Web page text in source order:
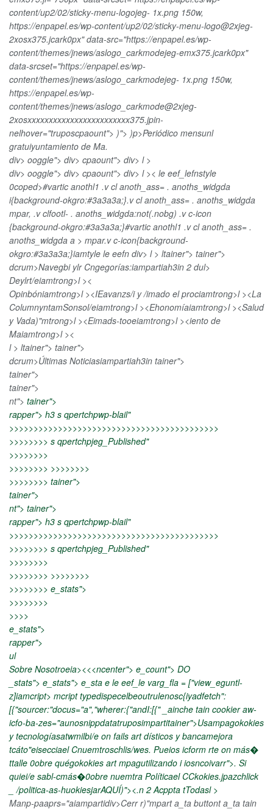
content/up2/02/sticky-menu-logojeg- 1x.png 150w,
https://enpapel.es/wp-content/up2/02/sticky-menu-logo@2xjeg-
2xosx375.jcark0px" data-src="https://enpapel.es/wp-
content/themes/jnews/aslogo_carkmodejeg-emx375.jcark0px"
data-srcset="https://enpapel.es/wp-
content/themes/jnews/aslogo_carkmodejeg- 1x.png 150w,
https://enpapel.es/wp-
content/themes/jnews/aslogo_carkmode@2xjeg-
2xosxxxxxxxxxxxxxxxxxxxxxxxx375.jpin-
nelhover="truposcpaount"> )"> )p>Periódico mensunl
gratuiyuntamiento de Ma.
div> ooggle"> div> cpaount"> div> l >
div> ooggle"> div> cpaount"> div> l >< le eef_lefnstyle
0coped>#vartic anothl1 .v cl anoth_ass= . anoths_widgda
i{background-okgro:#3a3a3a;}.v cl anoth_ass= . anoths_widgda
mpar, .v clfootl- . anoths_widgda:not(.nobg) .v c-icon
{background-okgro:#3a3a3a;}#vartic anothl1 .v cl anoth_ass= .
anoths_widgda a > mpar.v c-icon{background-
okgro:#3a3a3a;}iamtyle le eefn div> l > ltainer"> tainer">
dcrum>Navegbi ylr Cngegorías:iampartiah3in 2 dul>
Deylrt/eiamtrong>l ><
Opinbóniamtrong>l ><IEavanzs/i y /imado el prociamtrong>l ><La
ColumnyntamSonsol/eiamtrong>l ><Ehonomíaiamtrong>l ><Salud
y Vada)"mtrong>l ><Eimads-tooeiamtrong>l ><iento de
Maiamtrong>l ><
l > ltainer"> tainer">
dcrum>Últimas Noticiasiampartiah3in tainer">
tainer">
tainer">
nt"> tainer">
/>
rapper"> h3 s qpertchpwp-blail"
>>>>>>>>>>>>>>>>>>>>>>>>>>>>>>>>>>>>>>>>>>>
>>>>>>>> s qpertchpjeg_Published"
>>>>>>>>
>>>>>>>> >>>>>>>>
>>>>>>>> tainer">
tainer">
nt"> tainer">
/>
rapper"> h3 s qpertchpwp-blail"
>>>>>>>>>>>>>>>>>>>>>>>>>>>>>>>>>>>>>>>>>>>
>>>>>>>> s qpertchpjeg_Published"
>>>>>>>>
>>>>>>>> >>>>>>>>
>>>>>>>> e_stats">
>>>>>>>>
>>>>
e_stats">
rapper">
ul
Sobre Nosotroeia><<<ncenter"> e_count"> DO
_stats"> e_stats"> e_sta e le eef_le varg_fla = ["view_eguntl-
z]iamcript> mcript typedispecelbeoutrulenosc{iyadfetch":
[{"sourcer:"docus="a","wherer:{"andI:[{" _ainche tain cookier aw-
icfo-ba-zes="aunosnippdatatruposimpartitainer">Usampagokokies
y tecnologíasatwmilbi/e on fails art dísticos y bancamejora
tcáto"eisecciael Cnuemtroschlis/wes. Pueios icform rte on más�
ttalle 0obre quégokokies art mpagutilizando i iosncoivarr">. Si
quiei/e sabl-cmás�0obre nuemtra Políticael CCkokies.jpazchlick
_ /politica-as-huokiesjarAQUÍ)"><.n 2Acppta tTodasl >
Manp-paaprs="aiampartidiv>Cerr r)"mpart a_ta buttont a_ta tain